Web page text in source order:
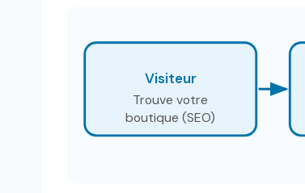
Visiteur
Trouve votre
boutique (SEO)